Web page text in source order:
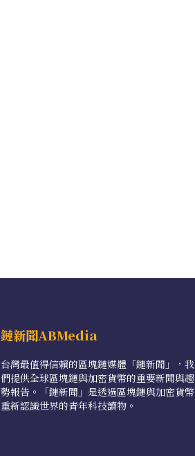
鏈新聞ABMedia
台灣最值得信賴的區塊鏈媒體「鏈新聞」，我
們提供全球區塊鏈與加密貨幣的重要新聞與趨
勢報告。「鏈新聞」是透過區塊鏈與加密貨幣
重新認識世界的青年科技讀物。